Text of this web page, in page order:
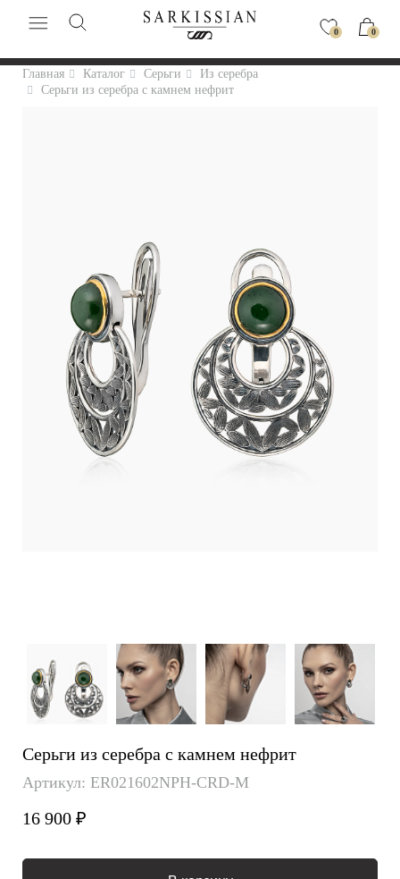
0 0
Главная Каталог Серьги
Из серебра
Серьги из серебра с камнем нефрит
Серьги из серебра с камнем нефрит
Артикул: ER021602NPH-CRD-M
16 900 ₽